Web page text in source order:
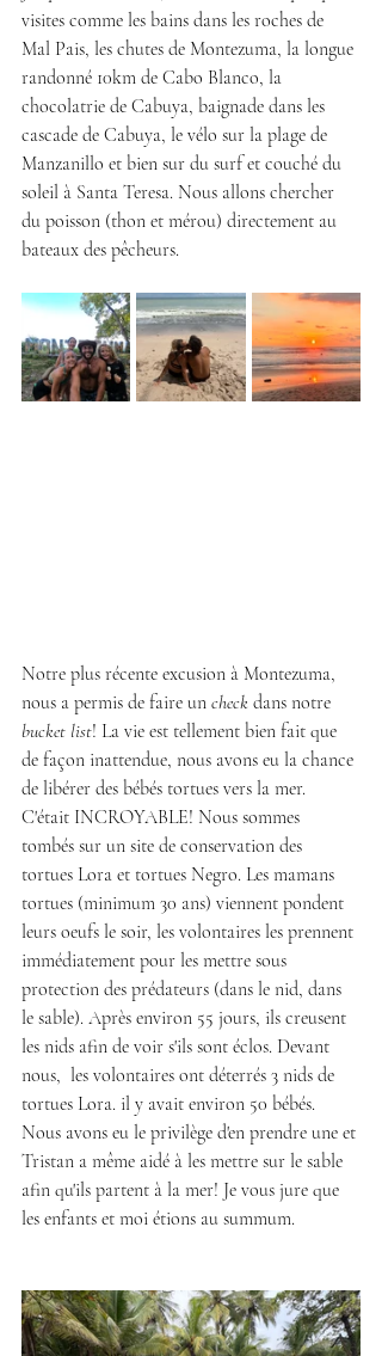
visites comme les bains dans les roches de
Mal Pais, les chutes de Montezuma, la longue
randonné 10km de Cabo Blanco, la
chocolatrie de Cabuya, baignade dans les
cascade de Cabuya, le vélo sur la plage de
Manzanillo et bien sur du surf et couché du
soleil à Santa Teresa. Nous allons chercher
du poisson (thon et mérou) directement au
bateaux des pêcheurs.
Notre plus récente excusion à Montezuma,
nous a permis de faire un check dans notre
bucket list! La vie est tellement bien fait que
de façon inattendue, nous avons eu la chance
de libérer des bébés tortues vers la mer.
C'était INCROYABLE! Nous sommes
tombés sur un site de conservation des
tortues Lora et tortues Negro. Les mamans
tortues (minimum 30 ans) viennent pondent
leurs oeufs le soir, les volontaires les prennent
immédiatement pour les mettre sous
protection des prédateurs (dans le nid, dans
le sable). Après environ 55 jours, ils creusent
les nids afin de voir s'ils sont éclos. Devant
nous,  les volontaires ont déterrés 3 nids de
tortues Lora. il y avait environ 50 bébés.
Nous avons eu le privilège d'en prendre une et
Tristan a même aidé à les mettre sur le sable
afin qu'ils partent à la mer! Je vous jure que
les enfants et moi étions au summum.